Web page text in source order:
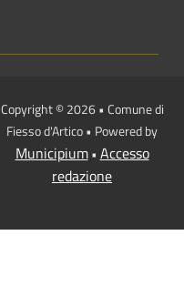
Copyright © 2026 • Comune di
Fiesso d'Artico • Powered by
Municipium• Accesso
redazione